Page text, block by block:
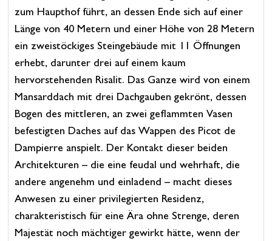
zum Haupthof führt, an dessen Ende sich auf einer
Länge von 40 Metern und einer Höhe von 28 Metern
ein zweistöckiges Steingebäude mit 11 Öffnungen
erhebt, darunter drei auf einem kaum
hervorstehenden Risalit. Das Ganze wird von einem
Mansarddach mit drei Dachgauben gekrönt, dessen
Bogen des mittleren, an zwei geflammten Vasen
befestigten Daches auf das Wappen des Picot de
Dampierre anspielt. Der Kontakt dieser beiden
Architekturen – die eine feudal und wehrhaft, die
andere angenehm und einladend – macht dieses
Anwesen zu einer privilegierten Residenz,
charakteristisch für eine Ära ohne Strenge, deren
Majestät noch mächtiger gewirkt hätte, wenn der